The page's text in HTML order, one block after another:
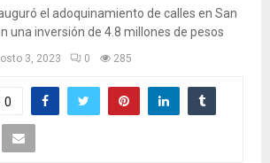
el adoquinamiento de calles en San
una inversión de 4.8 millones de pesos
3, 2023 0 285
0